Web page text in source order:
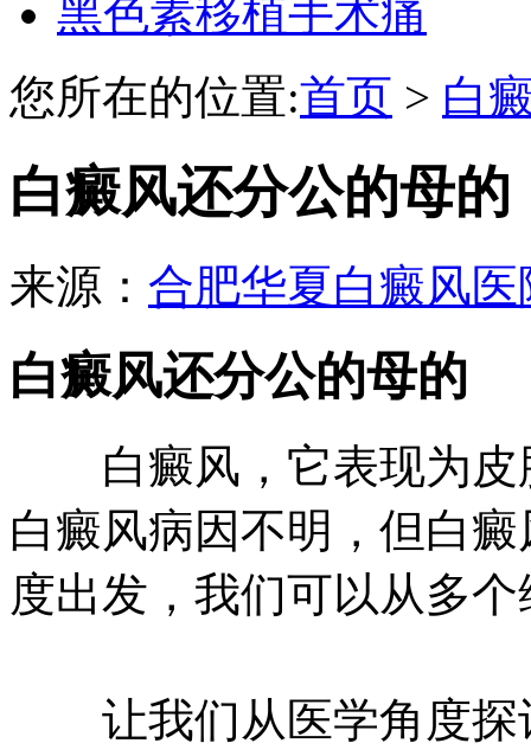
黑色素移植手术痛
您所在的位置:首页 > 白
白癜风还分公的母的
来源： 合肥华夏白癜风医
白癜风还分公的母的
白癜风，它表现为皮
白癜风病因不明，但白
度出发，我们可以从多
让我们从医学角度探